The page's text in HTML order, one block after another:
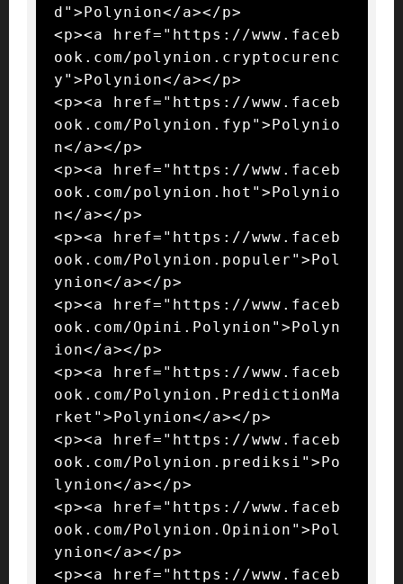
d">Polynion</a></p>
<p><a href="https://www.faceb
ook.com/polynion.cryptocurenc
y">Polynion</a></p>
<p><a href="https://www.faceb
ook.com/Polynion.fyp">Polynio
n</a></p>
<p><a href="https://www.faceb
ook.com/polynion.hot">Polynio
n</a></p>
<p><a href="https://www.faceb
ook.com/Polynion.populer">Pol
ynion</a></p>
<p><a href="https://www.faceb
ook.com/Opini.Polynion">Polyn
ion</a></p>
<p><a href="https://www.faceb
ook.com/Polynion.PredictionMa
rket">Polynion</a></p>
<p><a href="https://www.faceb
ook.com/Polynion.prediksi">Po
lynion</a></p>
<p><a href="https://www.faceb
ook.com/Polynion.Opinion">Pol
ynion</a></p>
<p><a href="https://www.faceb